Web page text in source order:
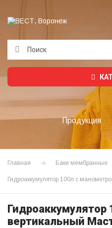
Продукция
Главная Баки мембранные
Гидроаккумулятор 100л с
вертикальный